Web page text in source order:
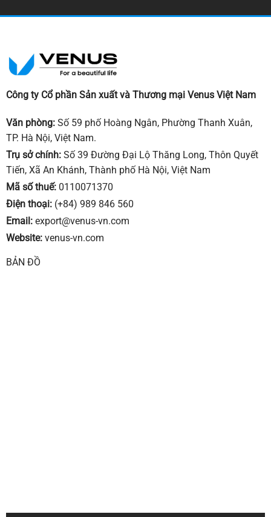
Công ty Cổ phần Sản xuất và Thương mại Venus Việt Nam
Văn phòng:Số 59 phố Hoàng Ngân, Phường Thanh Xuân,
TP. Hà Nội, Việt Nam.
Trụ sở chính:Số 39 Đường Đại Lộ Thăng Long, Thôn Quyết
Tiến, Xã An Khánh, Thành phố Hà Nội, Việt Nam
Mã số thuế:0110071370
Điện thoại:(+84) 989 846 560
Email:export@venus-vn.com
Website:venus-vn.com
BẢN ĐỒ